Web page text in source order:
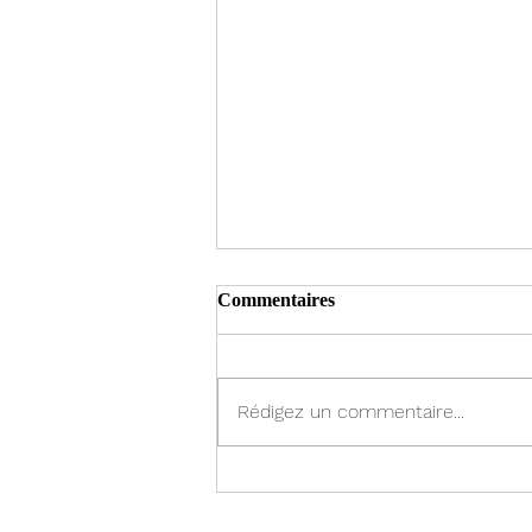
À chacun son projet!
Commentaires
Rédigez un commentaire...